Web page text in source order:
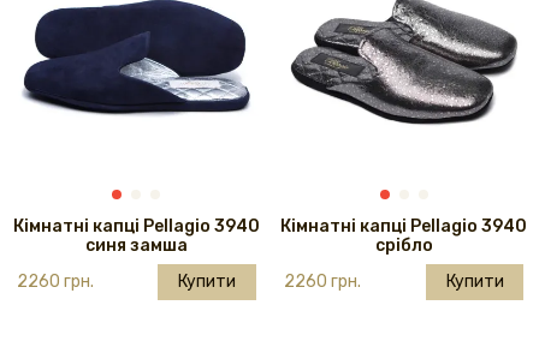
Кімнатні капці Pellagio 3940
синя замша
2260 грн.
Купити
Кімнатні капці Pellagio 3940
срібло
2260 грн.
Купити